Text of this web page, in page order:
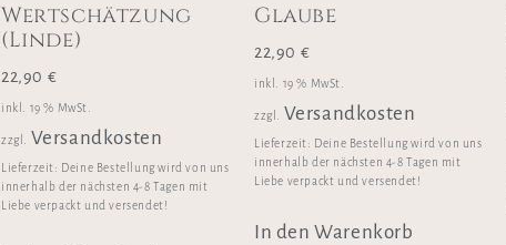
Wertschätzung
(Linde)
22,90 €
inkl. 19 % MwSt.
zzgl. Versandkosten
Lieferzeit: Deine Bestellung wird von uns
innerhalb der nächsten 4-8 Tagen mit
Liebe verpackt und versendet!
Glaube
22,90 €
inkl. 19 % MwSt.
zzgl. Versandkosten
Lieferzeit: Deine Bestellung wird von uns
innerhalb der nächsten 4-8 Tagen mit
Liebe verpackt und versendet!
In den Warenkorb